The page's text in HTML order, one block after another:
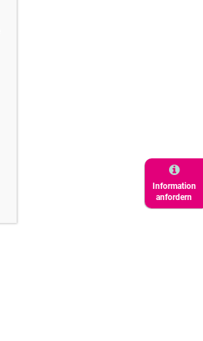
Information
anfordern